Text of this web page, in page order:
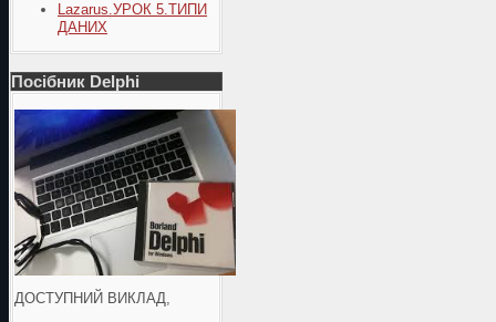
Lazarus.УРОК 5.ТИПИ
ДАНИХ
Посібник Delphi
ДОСТУПНИЙ ВИКЛАД,